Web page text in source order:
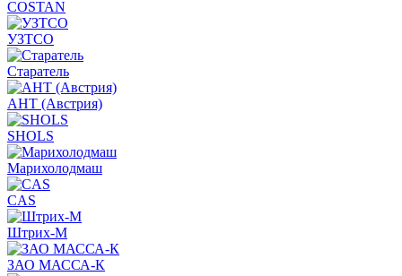
COSTAN
УЗТСО
Старатель
АНТ (Австрия)
SHOLS
Марихолодмаш
CAS
Штрих-М
ЗАО МАССА-К